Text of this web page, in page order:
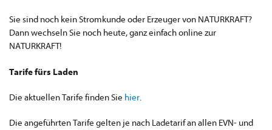
Sie sind noch kein Stromkunde oder Erzeuger von NATURKRAFT?
Dann wechseln Sie noch heute, ganz einfach online zur
NATURKRAFT!
Tarife fürs Laden
Die aktuellen Tarife finden Sie hier.
Die angeführten Tarife gelten je nach Ladetarif an allen EVN- und